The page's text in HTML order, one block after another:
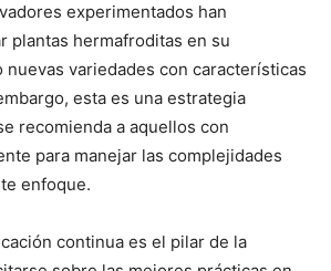
experimentados han
plantas hermafroditas en su
nuevas variedades con características
esta es una estrategia
recomienda a aquellos con
para manejar las complejidades
enfoque.
continua es el pilar de la